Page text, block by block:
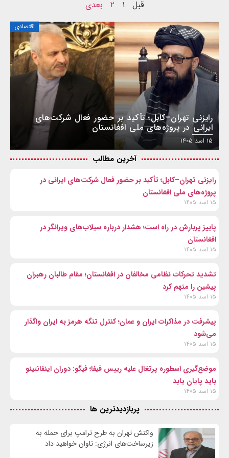
قبل ۱ ۲ بعدی
اقتصادی
رایزنی تهران–کابل؛ تأکید بر حضور فعال شرکت‌های
ایرانی در پروژه‌های ملی افغانستان
۱۵ اسد ۱۴۰۵
آخرین مطالب
رایزنی تهران–کابل؛ تأکید بر حضور فعال شرکت‌های ایرانی در
پروژه‌های ملی افغانستان
۱۵ اسد ۱۴۰۵
پاییز پربارش در راه است؛ هشدار درباره سیلاب‌های ویرانگر در
افغانستان
۱۵ اسد ۱۴۰۵
تشدید تحرکات نظامی مخالفان در افغانستان؛ مقام طالبان رهبران
پیشین را متهم کرد
۱۵ اسد ۱۴۰۵
پیشرفت در مذاکرات ایران و عمان؛ کنترل تنگه هرمز به ایران واگذار
می‌شود
۱۵ اسد ۱۴۰۵
موضع‌گیری اسطوره پرتغال علیه رییس فیفا؛ فیگو: دوران اینفانتینو
باید پایان یابد
۱۵ اسد ۱۴۰۵
پربازدیدترین ها
واکنش تهران به طرح ترامپ برای حمله به
زیرساخت‌های انرژی: تاوان خواهید داد